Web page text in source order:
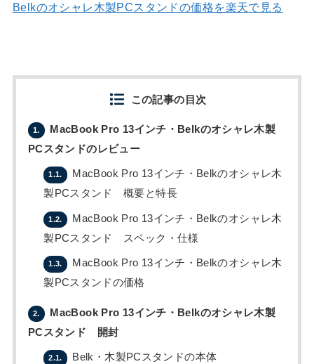
Belkのオシャレ木製PCスタンドの価格を楽天で見る
この記事の目次
1.
MacBook Pro 13インチ・Belkのオシャレ木製
PCスタンドのレビュー
1.1.
MacBook Pro 13インチ・Belkのオシャレ木
製PCスタンド 概要と特長
1.2.
MacBook Pro 13インチ・Belkのオシャレ木
製PCスタンド スペック・仕様
1.3.
MacBook Pro 13インチ・Belkのオシャレ木
製PCスタンドの価格
2.
MacBook Pro 13インチ・Belkのオシャレ木製
PCスタンド 開封
2.1. Belk・木製PCスタンドの本体